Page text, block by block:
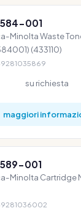
001
Minolta Waste
(433110)
su richiesta
maggiori
001
Minolta Cartridge